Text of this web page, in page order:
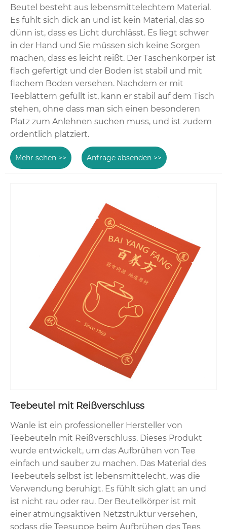
Beutel besteht aus lebensmittelechtem Material.
Es fühlt sich dick an und ist kein Material, das so
dünn ist, dass es Licht durchlässt. Es liegt schwer
in der Hand und Sie müssen sich keine Sorgen
machen, dass es leicht reißt. Der Taschenkörper ist
flach gefertigt und der Boden ist stabil und mit
flachem Boden versehen. Nachdem er mit
Teeblättern gefüllt ist, kann er stabil auf dem Tisch
stehen, ohne dass man sich einen besonderen
Platz zum Anlehnen suchen muss, und ist zudem
ordentlich platziert.
Mehr sehen >> Anfrage absenden >>
Teebeutel mit Reißverschluss
Wanle ist ein professioneller Hersteller von
Teebeuteln mit Reißverschluss. Dieses Produkt
wurde entwickelt, um das Aufbrühen von Tee
einfach und sauber zu machen. Das Material des
Teebeutels selbst ist lebensmittelecht, was die
Verwendung beruhigt. Es fühlt sich glatt an und
ist nicht rau oder rau. Der Beutelkörper ist mit
einer atmungsaktiven Netzstruktur versehen,
sodass die Teesuppe beim Aufbrühen des Tees